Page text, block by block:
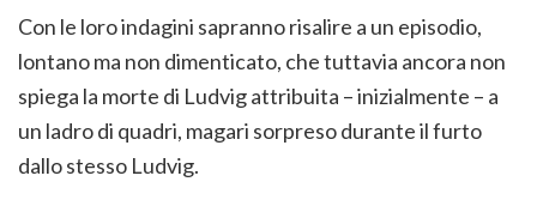
Con le loro indagini sapranno risalire a un episodio,
lontano ma non dimenticato, che tuttavia ancora non
spiega la morte di Ludvig attribuita – inizialmente – a
un ladro di quadri, magari sorpreso durante il furto
dallo stesso Ludvig.